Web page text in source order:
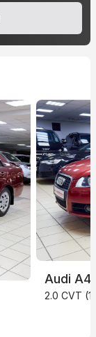
Audi
2.0 CVT